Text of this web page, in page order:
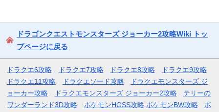
ドラゴンクエストモンスターズ ジョーカー2攻略Wiki トッ
プページに戻る
ドラクエ6攻略 ドラクエ7攻略 ドラクエ8攻略
ドラクエ9攻略
ドラクエ11攻略
ドラクエソード攻略
ドラクエモンスターズ ジ
ョーカー攻略
ドラクエモンスターズ ジョーカー2攻略
テリーの
ワンダーランド3D攻略
ポケモンHGSS攻略 ポケモンBW攻略
ポ